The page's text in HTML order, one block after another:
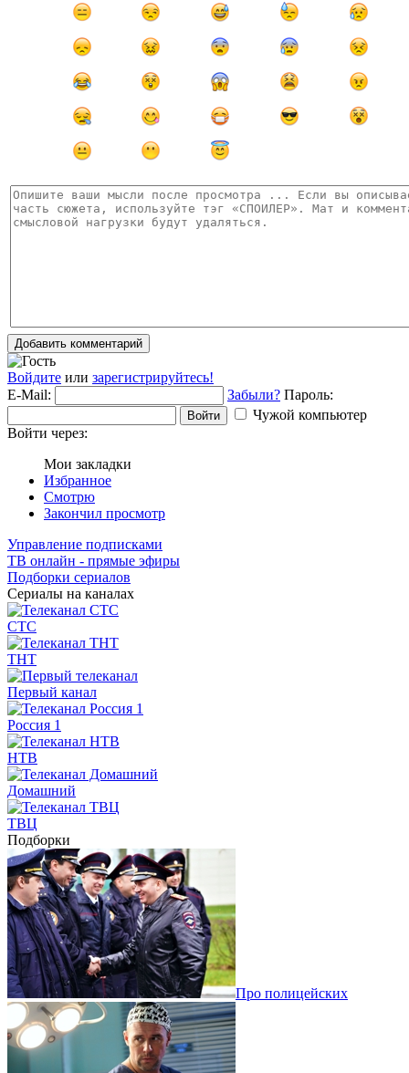
Добавить комментарий
Войдите или зарегистрируйтесь!
E-Mail:
Забыли? Пароль:
Войти
Чужой компьютер
Войти через:
Мои закладки
Избранное
Смотрю
Закончил просмотр
Управление подписками
ТВ онлайн - прямые эфиры
Подборки сериалов
Сериалы на каналах
СТС
ТНТ
Первый канал
Россия 1
НТВ
Домашний
ТВЦ
Подборки
Про полицейских